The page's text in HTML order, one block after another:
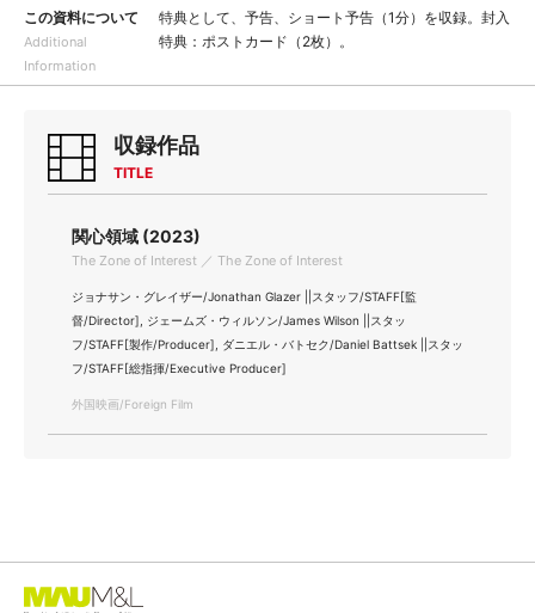
この資料について
Additional
Information
特典として、予告、ショート予告（1分）を収録。封入
特典：ポストカード（2枚）。
収録作品
TITLE
関心領域 (2023)
The Zone of Interest ／ The Zone of Interest
ジョナサン・グレイザー/Jonathan Glazer ||スタッフ/STAFF[監
督/Director], ジェームズ・ウィルソン/James Wilson ||スタッ
フ/STAFF[製作/Producer], ダニエル・バトセク/Daniel Battsek ||スタッ
フ/STAFF[総指揮/Executive Producer]
外国映画/Foreign Film